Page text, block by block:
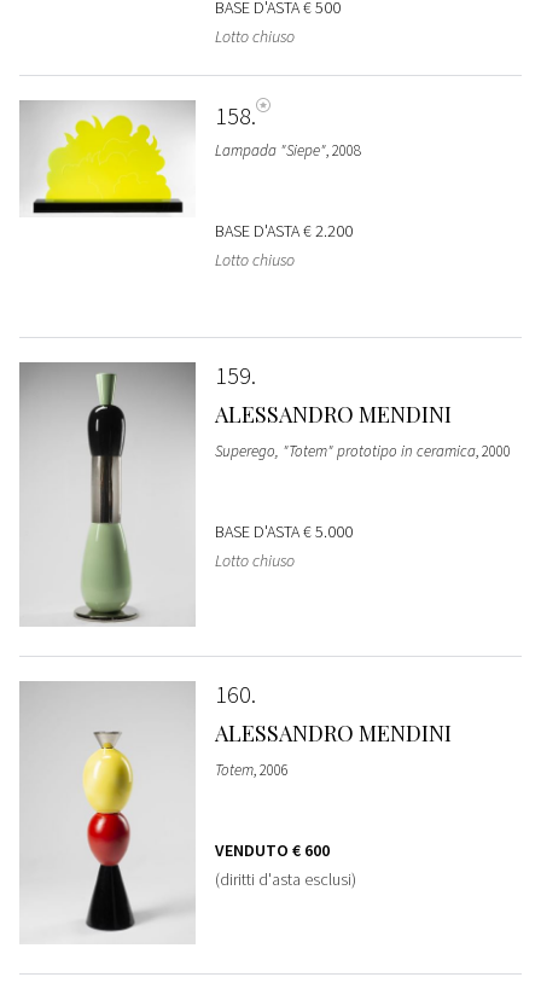
BASE D'ASTA€ 500
Lotto chiuso
158
Lampada "Siepe", 2008
BASE D'ASTA€ 2.200
Lotto chiuso
159
ALESSANDRO MENDINI
Superego, "Totem" prototipo in ceramica, 2000
BASE D'ASTA€ 5.000
Lotto chiuso
160
ALESSANDRO MENDINI
Totem, 2006
VENDUTO € 600
(diritti d'asta esclusi)